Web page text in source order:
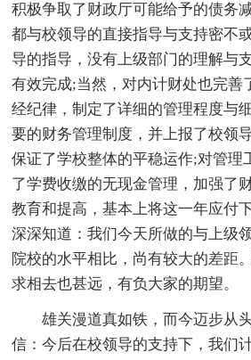
积极争取了财政厅可能给予的债务
都与校领导的直接指导与支持密不
导的指导，没有上级部门的理解与
有效完成;当然，对内计财处也完善
经纪律，制定了详细的管理程度与
要的财务管理制度，并上报了校领
保证了学校整体的平稳运作;对管理
了学费收缴的无现金管理，加强了
教育和提高，基本上将这一年应付
深深知道：我们今天所做的与上级
院校的水平相比，尚有较大的差距
求相去也甚远，有负大家的期望。
雄关漫道真如铁，而今迈步从
信：今后在校领导的支持下，我们